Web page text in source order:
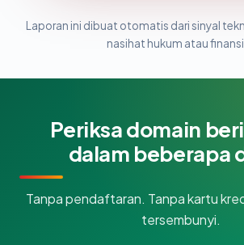
Laporan ini dibuat otomatis dari sinyal
nasihat hukum atau
Periksa domain
dalam beberapa
Tanpa pendaftaran. Tanpa kartu
tersembunyi.